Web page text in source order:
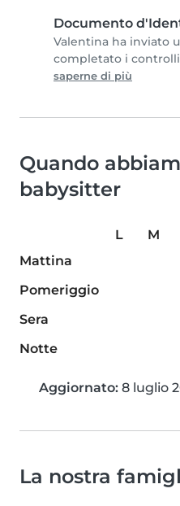
Documento
Valentina ha inviato
completato i
saperne di più
Quando
babysitter
L M
Mattina
Pomeriggio
Sera
Notte
Aggiornato: 8 luglio
La nostra